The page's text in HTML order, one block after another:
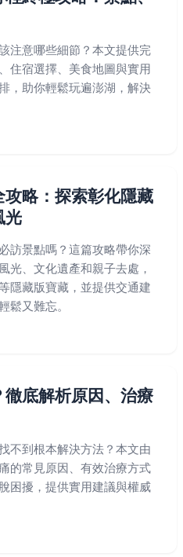
注意哪些細節？本文提供完
住宿選擇、美食地圖與實用
，助你輕鬆玩遍澎湖，解決
略：探索彰化隱藏
光
訪景點嗎？這篇攻略帶你深
光、文化遺產和親子去處，
隱藏版寶藏，並提供交通建
鬆又難忘。
底解析原因、治療
不到根本解決方法？本文由
的常見原因、有效治療方式
困擾，提供實用建議與權威